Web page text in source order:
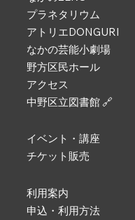
プラネタリウム
アトリエDONGURI
なかの芸能小劇場
野方区民ホール
アクセス
中野区立図書館 🔗
イベント・講座
チケット販売
利用案内
申込・利用方法